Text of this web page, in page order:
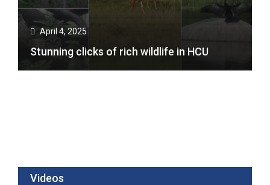
April 4, 2025
Stunning clicks of rich wildlife in HCU
Videos